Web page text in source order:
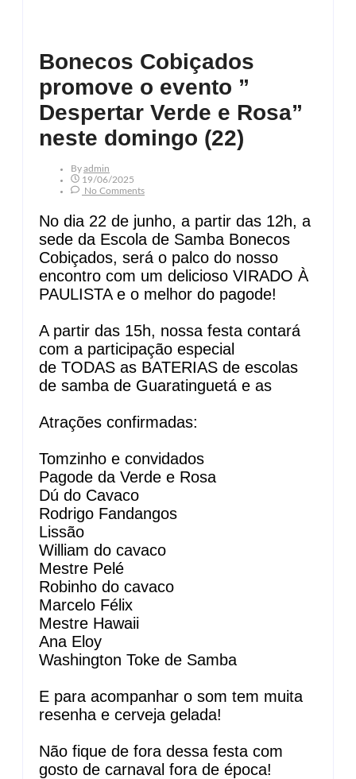
Bonecos Cobiçados
promove o evento ”
Despertar Verde e Rosa”
neste domingo (22)
ByAdmin
19/06/2025
No Comments
No dia 22 de junho, a partir das 12h, a
sede da Escola de Samba Bonecos
Cobiçados, será o palco do nosso
encontro com um delicioso VIRADO À
PAULISTA e o melhor do pagode!
A partir das 15h, nossa festa contará
com a participação especial
de TODAS as BATERIAS de escolas
de samba de Guaratinguetá e as
Atrações confirmadas:
Tomzinho e convidados
Pagode da Verde e Rosa
Dú do Cavaco
Rodrigo Fandangos
Lissão
William do cavaco
Mestre Pelé
Robinho do cavaco
Marcelo Félix
Mestre Hawaii
Ana Eloy
Washington Toke de Samba
E para acompanhar o som tem muita
resenha e cerveja gelada!
Não fique de fora dessa festa com
gosto de carnaval fora de época!